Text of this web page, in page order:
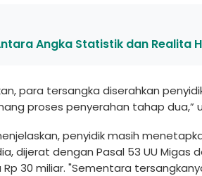
Angka Statistik dan Realita
para tersangka diserahkan
proses penyerahan tahap dua,”
penyidik masih
dijerat dengan Pasal 53 UU
30 miliar. "Sementara